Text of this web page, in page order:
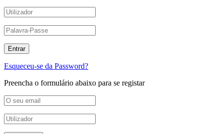
Esqueceu-se da Password?
Preencha o formulário abaixo para se registar